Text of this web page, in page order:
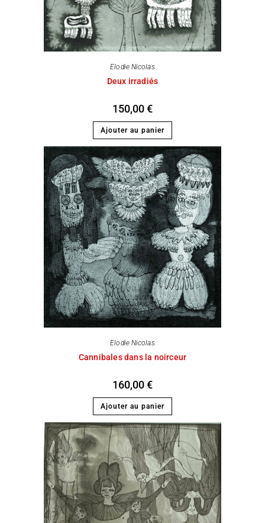
Elodie Nicolas
Deux irradiés
150,00€
Ajouter au panier
Elodie Nicolas
Cannibales dans la noirceur
160,00€
Ajouter au panier